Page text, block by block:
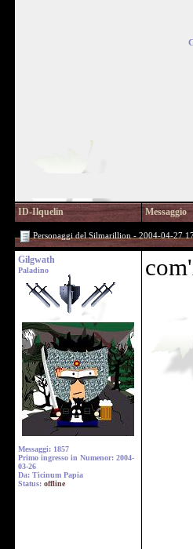
ID-Ilquelin Messaggio
Personaggi del Silmarillion - 2004-04-27
Gilgwath
Paladino
Messaggi: 1857
Primo ingresso in Numenor: 2004-
03-26
Da: Ticinum Papia
Status: offline